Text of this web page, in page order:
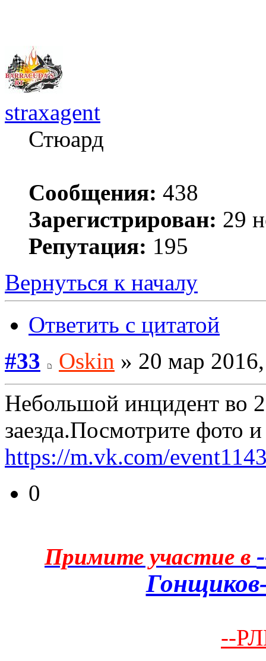
straxagent
Стюард
Сообщения: 438
Зарегистрирован: 29
Репутация: 195
Вернуться к началу
Ответить с цитатой
#33
Oskin » 20 мар
Небольшой инцидент во
заезда.Посмотрите фото
https://m.vk.com/
0
Примите участие в
--